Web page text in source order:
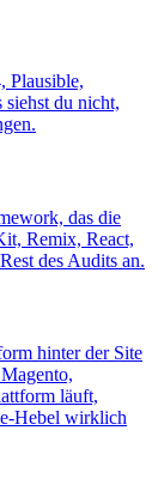
Plausible,
du nicht,
das die
Remix, React,
des Audits an.
hinter der Site
läuft,
Hebel wirklich